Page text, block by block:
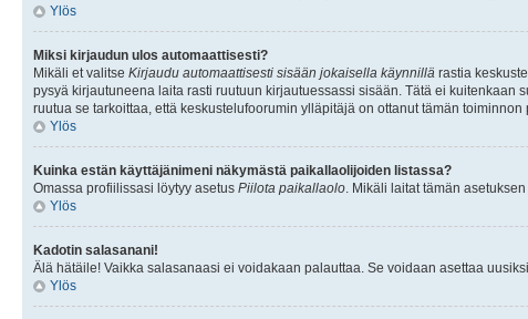
Ylös
Miksi kirjaudun ulos automaattisesti?
Mikäli et valitse Kirjaudu automaattisesti sisään jokaisella käynnillä rastia
pysyä kirjautuneena laita rasti ruutuun kirjautuessassi sisään. Tätä ei kuitenkaan
ruutua se tarkoittaa, että keskustelufoorumin ylläpitäjä on ottanut tämän toiminnon
Ylös
Kuinka estän käyttäjänimeni näkymästä paikallaolijoiden listassa?
Omassa profiilissasi löytyy asetus Piilota paikallaolo . Mikäli laitat tämän
Ylös
Kadotin salasanani!
Älä hätäile! Vaikka salasanaasi ei voidakaan palauttaa. Se voidaan asettaa
Ylös